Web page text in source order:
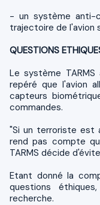
- un système anti-
trajectoire de l'avion
QUESTIONS
Le système
repéré que l'avion
capteurs
commandes.
"Si un terroriste est
rend pas compte
TARMS décide
Etant donné la
questions
recherche.